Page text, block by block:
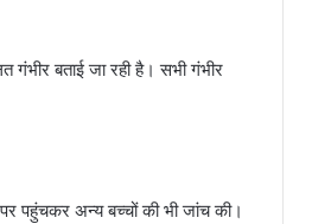
बताई जा रही है। सभी गंभीर
पहुंचकर अन्य बच्चों की भी जांच की।